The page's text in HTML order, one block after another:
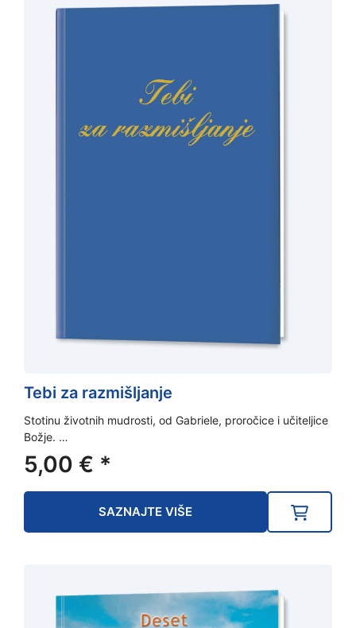
Tebi za razmišljanje
Stotinu životnih mudrosti, od Gabriele, proročice i učiteljice
Božje. …
5,00 € *
SAZNAJTE VIŠE